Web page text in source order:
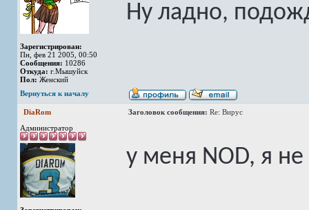
Зарегистрирован:
Пн, фев 21 2005, 00:50
Сообщения: 10286
Откуда: г.Мышуйск
Пол: Женский
Ну ладно,
Вернуться к началу
DiaRom Заголовок сообщения: Re: Вирус
Администратор
у меня NOD, я